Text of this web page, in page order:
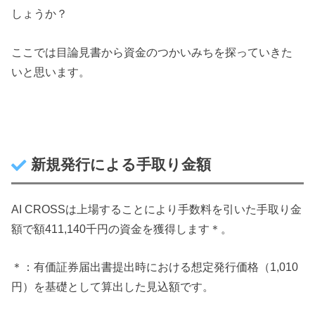
しょうか？
ここでは目論見書から資金のつかいみちを探っていきた
いと思います。
新規発行による手取り金額
AI CROSSは上場することにより手数料を引いた手取り金
額で額411,140千円の資金を獲得します＊。
＊：有価証券届出書提出時における想定発行価格（1,010
円）を基礎として算出した見込額です。